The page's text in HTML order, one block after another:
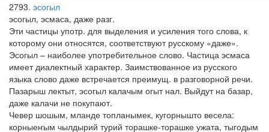
2793 эсогыл
эсогыл, эсмаса, даже разг.
Эти частицы употр. для выделения и усиления того слова, к
которому они относятся, соответствуют русскому «даже».
Эсогыл – наиболее употребительное слово. Частица эсмаса
имеет диалектный характер. Заимствованное из русского
языка слово даже встречается преимущ. в разговорной речи.
Пазарыш лектыт, эсогыл калачым огыт нал. Выйдут на базар,
даже калачи не покупают.
Чевер шошым, мланде топланымек, кугорнышто весела:
корныеҥым чылдырий турий торашке-торашке ужата, тыгодым